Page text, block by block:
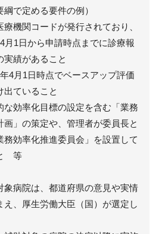
綱で定める要件の例）
療機関コードが発行されており、
月1日から申請時点までに診療報
実績があること
年4月1日時点でベースアップ評価
出ていること
な効率化目標の設定を含む「業務
画」の策定や、管理者が委員長と
務効率化推進委員会」を設置して
等
病院は、都道府県の意見や実情
え、厚生労働大臣（国）が選定し